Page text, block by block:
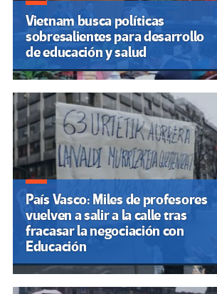
Vietnam busca políticas
sobresalientes para desarrollo
de educación y salud
País Vasco: Miles de profesores
vuelven a salir a la calle tras
fracasar la negociación con
Educación